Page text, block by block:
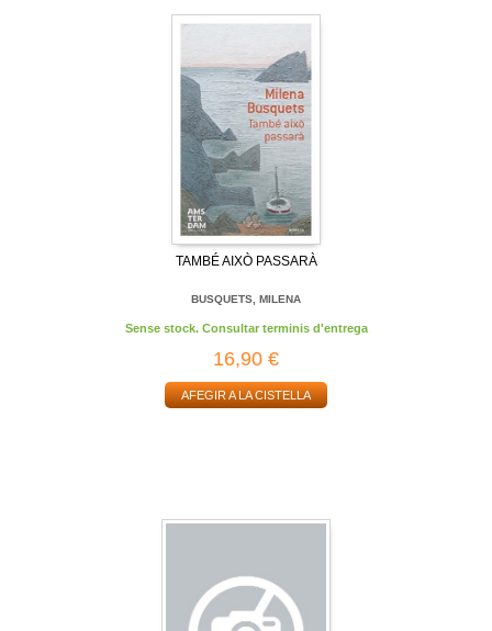
TAMBÉ AIXÒ PASSARÀ
BUSQUETS, MILENA
Sense stock. Consultar terminis d'entrega
16,90 €
AFEGIR A LA CISTELLA